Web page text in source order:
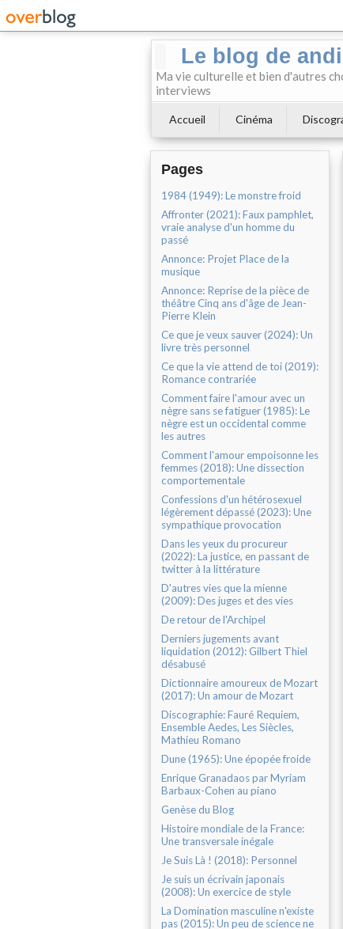
Le blog de
Ma vie culturelle et bien d'autres
interviews
Accueil Cinéma
Pages
1984 (1949): Le monstre froid
Affronter (2021): Faux pamphlet,
vraie analyse d'un homme du
passé
Annonce: Projet Place de la
musique
Annonce: Reprise de la pièce de
théâtre Cinq ans d'âge de Jean-
Pierre Klein
Ce que je veux sauver (2024): Un
livre très personnel
Ce que la vie attend de toi (2019):
Romance contrariée
Comment faire l'amour avec un
nègre sans se fatiguer (1985): Le
nègre est un occidental comme
les autres
Comment l'amour empoisonne les
femmes (2018): Une dissection
comportementale
Confessions d'un hétérosexuel
légèrement dépassé (2023): Une
sympathique provocation
Dans les yeux du procureur
(2022): La justice, en passant de
twitter à la littérature
D'autres vies que la mienne
(2009): Des juges et des vies
De retour de l'Archipel
Derniers jugements avant
liquidation (2012): Gilbert Thiel
désabusé
Dictionnaire amoureux de Mozart
(2017): Un amour de Mozart
Discographie: Fauré Requiem,
Ensemble Aedes, Les Siècles,
Mathieu Romano
Dune (1965): Une épopée froide
Enrique Granadaos par Myriam
Barbaux-Cohen au piano
Genèse du Blog
Histoire mondiale de la France:
Une transversale inégale
Je Suis Là ! (2018): Personnel
Je suis un écrivain japonais
(2008): Un exercice de style
La Domination masculine n'existe
pas (2015): Un peu de science ne